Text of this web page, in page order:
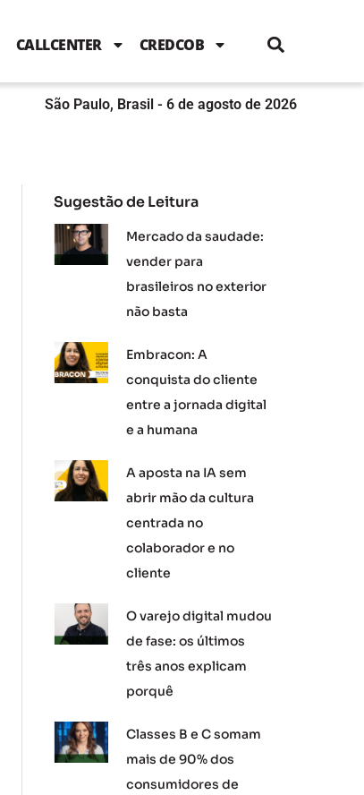
b
o
k
t
e
b
n
g
a
m
CALLCENTER CREDCOB
São Paulo, Brasil - 6 de agosto de 2026
Sugestão de Leitura
Mercado da saudade:
vender para
brasileiros no exterior
não basta
Embracon: A
conquista do cliente
entre a jornada digital
e a humana
A aposta na IA sem
abrir mão da cultura
centrada no
colaborador e no
cliente
O varejo digital mudou
de fase: os últimos
três anos explicam
porquê
Classes B e C somam
mais de 90% dos
consumidores de